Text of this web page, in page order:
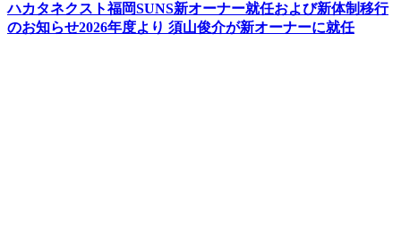
ハカタネクスト福岡SUNS新オーナー就任および新体制移行
のお知らせ2026年度より 須山俊介が新オーナーに就任